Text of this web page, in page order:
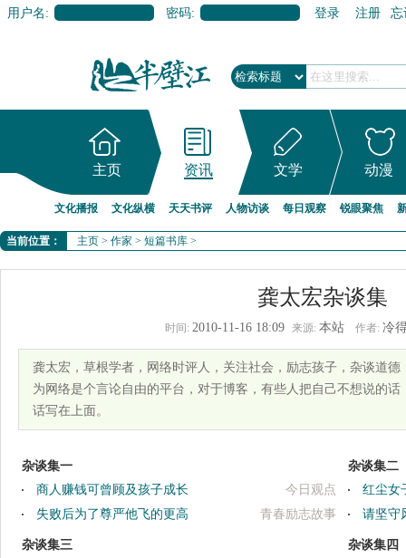
用户名: 密码: 登录 注册 忘
主页 资讯 文学 动漫
文化播报 文化纵横 天天书评 人物访谈 每日观察 锐眼聚焦
当前位置： 主页 > 作家 > 短篇书库 >
龚太宏杂谈集
时间: 2010-11-16 18:09 来源: 本站 作者: 冷
龚太宏，草根学者，网络时评人，关注社会，励志孩子，杂谈道
为网络是个言论自由的平台，对于博客，有些人把自己不想说的
话写在上面。
杂谈集一
今日观点
商人赚钱可曾顾及孩子成长
青春励志故事
失败后为了尊严他飞的更高
杂谈集二
红尘女
请坚守
杂谈集三
杂谈集四